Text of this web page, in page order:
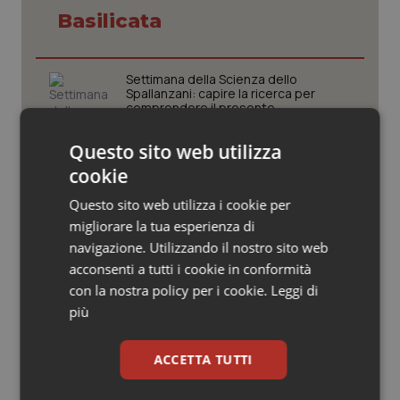
Oncologia & Nutrizione
Psoriasi & pelle
Quotidiano Cardiologia
Quotidiano Chirurgia
Quotidiano Oncologia
Quotidiano Pediatria
Rene & patologie urogenitali
Basilicata
Settimana della Scienza dello
Spallanzani: capire la ricerca per
comprendere il presente
Regione Lombardia scrive al ministro
Schillaci: “Gli attuali indicatori non
Case di comunità. La sfida ora è
riempirle di professionisti e servizi. Il
punto della Conferenza delle Regioni
criticità riscontrate, stop al
laboratorio di Embriologia
Questo sito web utilizza
cookie
Questo sito web utilizza i cookie per
migliorare la tua esperienza di
navigazione. Utilizzando il nostro sito web
acconsenti a tutti i cookie in conformità
con la nostra policy per i cookie. Leggi di
più
ACCETTA TUTTI